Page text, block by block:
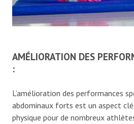
AMÉLIORATION DES
:
L’amélioration des performances
abdominaux forts est un aspect
physique pour de nombreux